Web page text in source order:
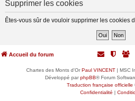
Supprimer les cookies
Êtes-vous sûr de vouloir supprimer les cookies
Accueil du forum
Chartes des Monts d'OrPaul VINCENT| MSC
Développé parphpBB® Forum
Traduction française officielle
Confidentialité |